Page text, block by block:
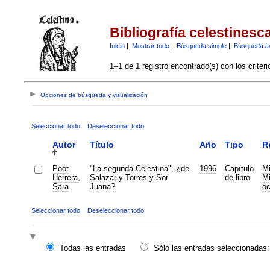
Bibliografía
Inicio| Mostrar todo| Búsqueda simple| Búsqueda
1–1 de 1 registro encontrado(s) con los
Opciones de búsqueda y visualización
Seleccionar todo Deseleccionar todo
Autor Título Año Tipo
Poot
Herrera,
Sara
"La segunda Celestina", ¿de
Salazar y Torres y Sor
Juana?
1996
Capítulo
de libro
Seleccionar todo Deseleccionar todo
Todas las entradas
Sólo las entradas seleccionadas: